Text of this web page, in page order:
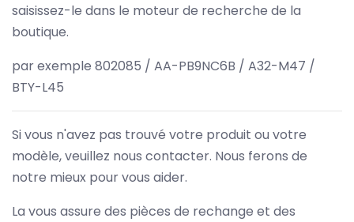
saisissez-le dans le moteur de recherche de la
boutique.
par exemple 802085 / AA-PB9NC6B / A32-M47 /
BTY-L45
Si vous n'avez pas trouvé votre produit ou votre
modèle, veuillez nous contacter. Nous ferons de
notre mieux pour vous aider.
La vous assure des pièces de rechange et des